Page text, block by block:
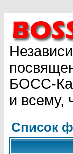
БОСС-
и всему,
Список